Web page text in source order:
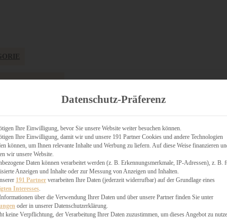
KÄSEKUCHEN
Datenschutz-Präferenz
Ihre Einwilligung, bevor Sie unsere Website weiter besuchen können.
Ihre Einwilligung, damit wir und unsere 191 Partner Cookies und andere Technologien
können, um Ihnen relevante Inhalte und Werbung zu liefern. Auf diese Weise finanzieren
wir unsere Website.
Daten können verarbeitet werden (z. B. Erkennungsmerkmale, IP-Adressen), z. B.
Anzeigen und Inhalte oder zur Messung von Anzeigen und Inhalten.
191 Partner verarbeiten Ihre Daten (jederzeit widerrufbar) auf der Grundlage eines
Interesses.
über die Verwendung Ihrer Daten und über unsere Partner finden Sie unter
oder in unserer Datenschutzerklärung.
keine Verpflichtung, der Verarbeitung Ihrer Daten zuzustimmen, um dieses Angebot zu